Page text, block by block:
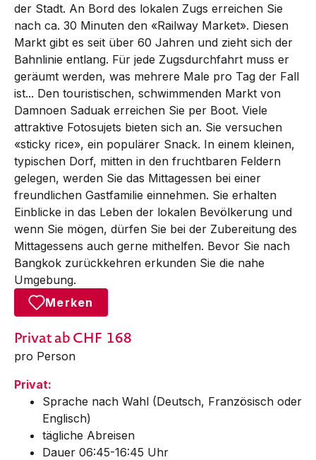
der Stadt. An Bord des lokalen Zugs erreichen Sie
nach ca. 30 Minuten den «Railway Market». Diesen
Markt gibt es seit über 60 Jahren und zieht sich der
Bahnlinie entlang. Für jede Zugsdurchfahrt muss er
geräumt werden, was mehrere Male pro Tag der Fall
ist... Den touristischen, schwimmenden Markt von
Damnoen Saduak erreichen Sie per Boot. Viele
attraktive Fotosujets bieten sich an. Sie versuchen
«sticky rice», ein populärer Snack. In einem kleinen,
typischen Dorf, mitten in den fruchtbaren Feldern
gelegen, werden Sie das Mittagessen bei einer
freundlichen Gastfamilie einnehmen. Sie erhalten
Einblicke in das Leben der lokalen Bevölkerung und
wenn Sie mögen, dürfen Sie bei der Zubereitung des
Mittagessens auch gerne mithelfen. Bevor Sie nach
Bangkok zurückkehren erkunden Sie die nahe
Umgebung.
Merken
Privatab CHF 168
pro Person
Privat:
Sprache nach Wahl (Deutsch, Französisch oder
Englisch)
tägliche Abreisen
Dauer 06:45-16:45 Uhr